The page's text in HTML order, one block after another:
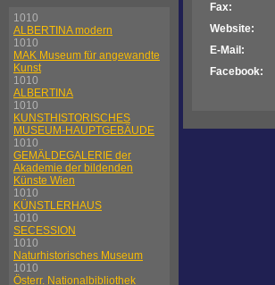
1010
ALBERTINA modern
1010
MAK Museum für angewandte
Kunst
1010
ALBERTINA
1010
KUNSTHISTORISCHES
MUSEUM-HAUPTGEBÄUDE
1010
GEMÄLDEGALERIE der
Akademie der bildenden
Künste Wien
1010
KÜNSTLERHAUS
1010
SECESSION
1010
Naturhistorisches Museum
1010
Österr. Nationalbibliothek
Fax:
Website:
E-Mail:
Facebook: